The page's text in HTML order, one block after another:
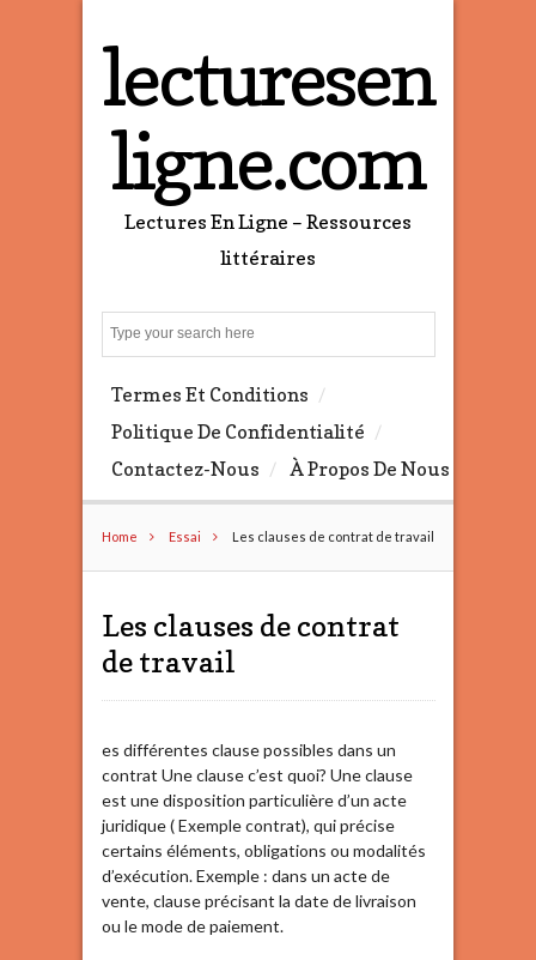
lecturesen
ligne.com
Lectures En Ligne – Ressources
littéraires
e
Termes Et Conditions
Politique De Confidentialité
Contactez-Nous
À Propos De Nous
Home Essai Les clauses de contrat de travail
Les clauses de contrat
de travail
es différentes clause possibles dans un
contrat Une clause c’est quoi? Une clause
est une disposition particulière d’un acte
juridique ( Exemple contrat), qui précise
certains éléments, obligations ou modalités
d’exécution. Exemple : dans un acte de
vente, clause précisant la date de livraison
ou le mode de paiement.